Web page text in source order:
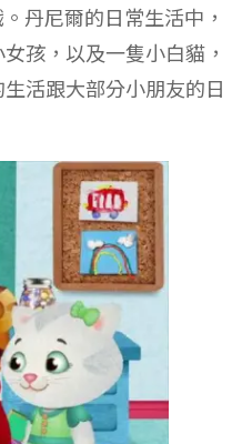
丹尼爾的日常生活中，
孩，以及一隻小白貓，
活跟大部分小朋友的日